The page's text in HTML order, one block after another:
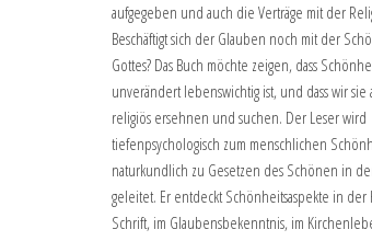
aufgegeben und auch die Verträge mit der
Beschäftigt sich der Glauben noch mit der
Gottes? Das Buch möchte zeigen, dass
unverändert lebenswichtig ist, und dass wir sie
religiös ersehnen und suchen. Der Leser wird
tiefenpsychologisch zum menschlichen
naturkundlich zu Gesetzen des Schönen in
geleitet. Er entdeckt Schönheitsaspekte in der
Schrift, im Glaubensbekenntnis, im